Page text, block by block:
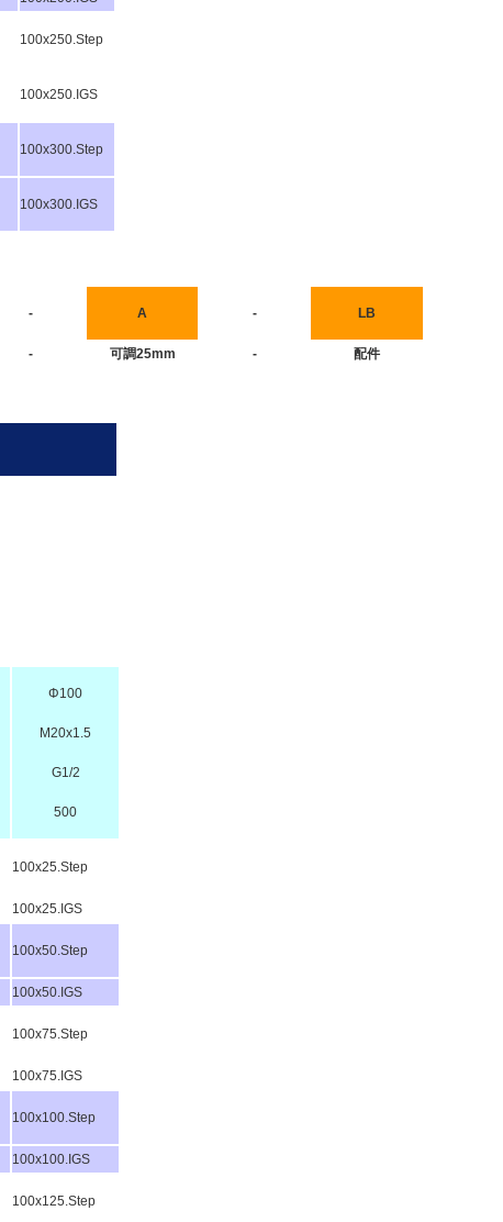
100x250.Step
100x250.IGS
100x300.Step
100x300.IGS
- A - LB
- 可調25mm - 配件
Φ100
M20x1.5
G1/2
500
100x25.Step
100x25.IGS
100x50.Step
100x50.IGS
100x75.Step
100x75.IGS
100x100.Step
100x100.IGS
100x125.Step